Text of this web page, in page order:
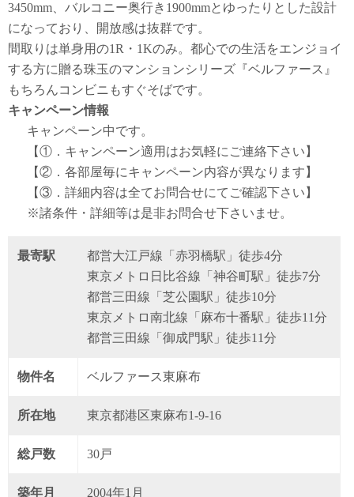
3450mm、バルコニー奥行き1900mmとゆったりとした設計
になっており、開放感は抜群です。
間取りは単身用の1R・1Kのみ。都心での生活をエンジョイ
する方に贈る珠玉のマンションシリーズ『ベルファース』
もちろんコンビニもすぐそばです。
キャンペーン情報
キャンペーン中です。
【①．キャンペーン適用はお気軽にご連絡下さい】
【②．各部屋毎にキャンペーン内容が異なります】
【③．詳細内容は全てお問合せにてご確認下さい】
※諸条件・詳細等は是非お問合せ下さいませ。
最寄駅
都営大江戸線「赤羽橋駅」徒歩4分
東京メトロ日比谷線「神谷町駅」徒歩7分
都営三田線「芝公園駅」徒歩10分
東京メトロ南北線「麻布十番駅」徒歩11分
都営三田線「御成門駅」徒歩11分
物件名 ベルファース東麻布
所在地 東京都港区東麻布1-9-16
総戸数 30戸
築年月 2004年1月